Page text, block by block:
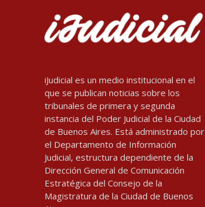
iJudicial es un medio institucional en el
que se publican noticias sobre los
tribunales de primera y segunda
instancia del Poder Judicial de la Ciudad
de Buenos Aires. Está administrado por
el Departamento de Información
Judicial, estructura dependiente de la
Dirección General de Comunicación
Estratégica del Consejo de la
Magistratura de la Ciudad de Buenos